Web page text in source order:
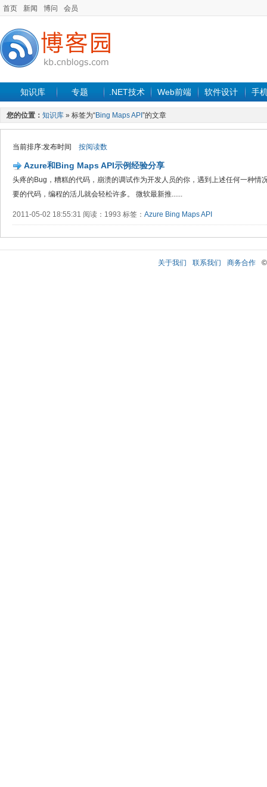
首页 新闻 博问 会员
知识库 专题 .NET技术 Web前端 软件设计 手
您的位置： 知识库 » 标签为“Bing Maps API ”的文章
当前排序:发布时间 按阅读数
Azure和Bing Maps API示例经验分享
头疼的Bug，糟糕的代码，崩溃的调试作为开发人员的你，遇到上述任何一种情
要的代码，编程的活儿就会轻松许多。 微软最新推......
2011-05-02 18:55:31 阅读：1993 标签： Azure Bing Maps API
关于我们 联系我们 商务合作